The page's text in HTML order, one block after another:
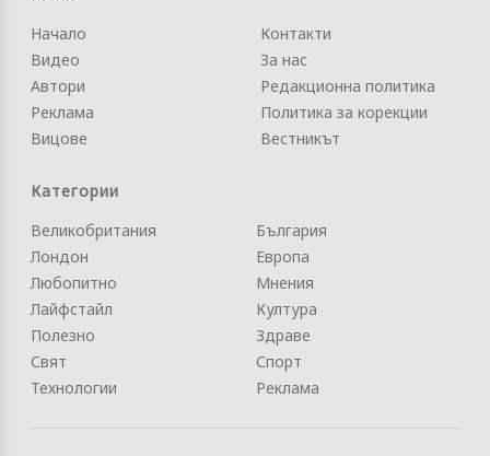
Начало
Видео
Автори
Реклама
Вицове
Контакти
За нас
Редакционна политика
Политика за корекции
Вестникът
Категории
Великобритания
Лондон
Любопитно
Лайфстайл
Полезно
Свят
Технологии
България
Европа
Мнения
Култура
Здраве
Спорт
Реклама